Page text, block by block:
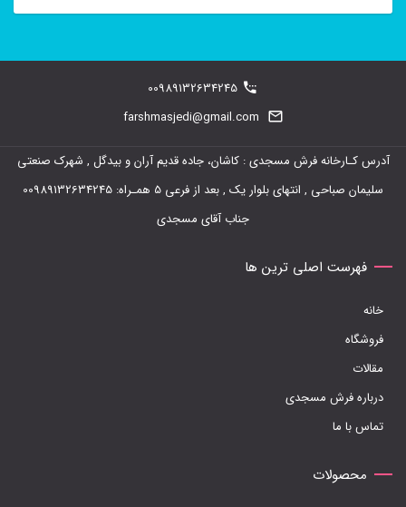
می
باشد.
است
صفحه
محصول
انتخاب
00989132634245
farshmasjedi@gmail.com
آدرس کـارخانه فرش مسجدی : کاشان، جاده قدیم آران و بیدگل , شهرک صنعتی
سلیمان صباحی , انتهای بلوار یک , بعد از فرعی 5 همـراه: 00989132634245
جناب آقای مسجدی
فهرست اصلی ترین ها
خانه
فروشگاه
مقالات
درباره فرش مسجدی
تماس با ما
محصولات